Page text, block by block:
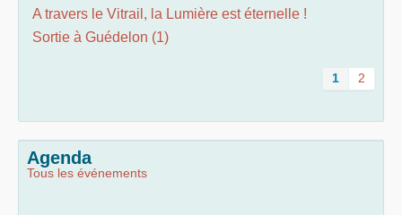
A travers le Vitrail, la Lumière est éternelle !
Sortie à Guédelon (1)
1 2
Agenda
Tous les événements